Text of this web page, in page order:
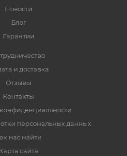
Новости
Блог
Гарантии
и доставка
Отзывы
Контакты
персональных данных
нас найти
Карта сайта